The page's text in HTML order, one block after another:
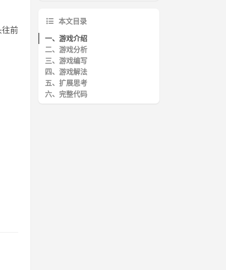
往前
本文目录
一、游戏介绍
二、游戏分析
三、游戏编写
四、游戏解法
五、扩展思考
六、完整代码